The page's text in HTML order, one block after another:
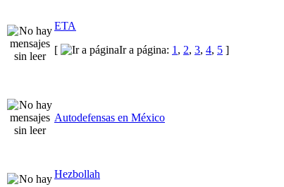
ETA
[
Ir a página: 1 , 2, 3, 4, 5 ]
Autodefensas en México
Hezbollah